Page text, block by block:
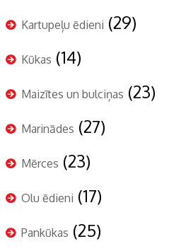
Kartupeļu ēdieni (29)
Kūkas (14)
Maizītes un bulciņas (23)
Marinādes (27)
Mērces (23)
Olu ēdieni (17)
Pankūkas (25)